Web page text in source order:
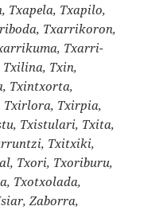
Txapela, Txapilo,
Txarrikoron,
Txarri-
Txin,
Txintxorta,
Txirpia,
Txistulari, Txita,
Txitxiki,
Txori, Txoriburu,
Txotxolada,
Zaborra,